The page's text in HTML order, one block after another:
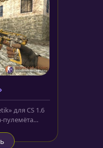
для CS 1.6
пулемёта